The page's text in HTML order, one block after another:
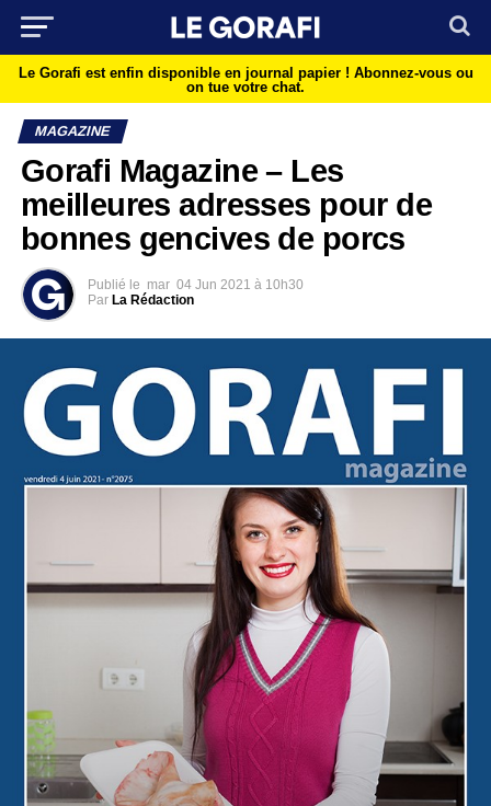
Le Gorafi est enfin disponible en journal papier ! Abonnez-vous ou
on tue votre chat.
MAGAZINE
Gorafi Magazine – Les
meilleures adresses pour de
bonnes gencives de porcs
Publié le mar 04 Jun 2021 à 10h30
Par La Rédaction